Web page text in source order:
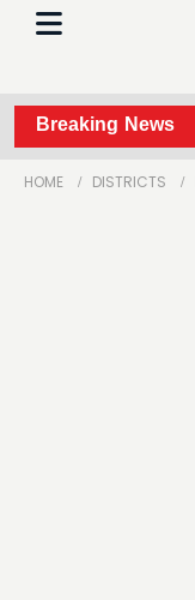
Breaking News
వరినాట్లతో నిరసన •
HOME DISTRICTS